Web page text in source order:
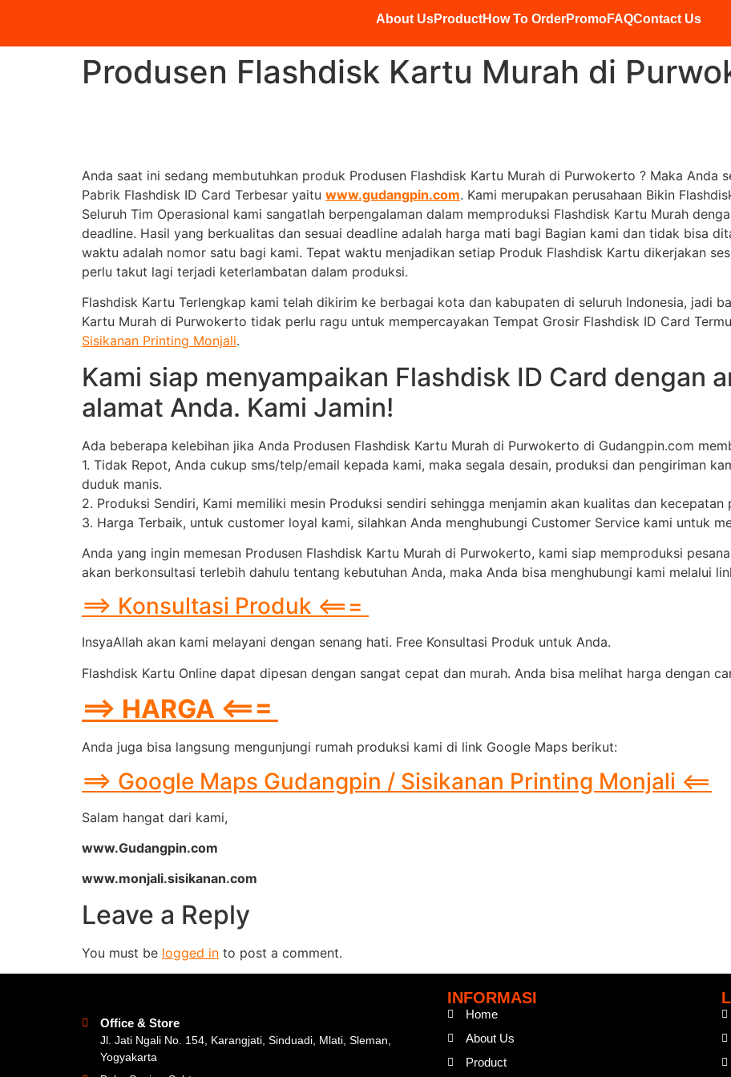
About UsProductHow To OrderPromoFAQContact Us
Produsen Flashdisk Kartu Murah di
Anda saat ini sedang membutuhkan produk Produsen Flashdisk Kartu Murah di Purwokerto ? Maka Anda
Pabrik Flashdisk ID Card Terbesar yaitu www.gudangpin.com. Kami merupakan perusahaan Bikin
Seluruh Tim Operasional kami sangatlah berpengalaman dalam memproduksi Flashdisk Kartu Murah
deadline. Hasil yang berkualitas dan sesuai deadline adalah harga mati bagi Bagian kami dan tidak bisa
waktu adalah nomor satu bagi kami. Tepat waktu menjadikan setiap Produk Flashdisk Kartu dikerjakan
perlu takut lagi terjadi keterlambatan dalam produksi.
Flashdisk Kartu Terlengkap kami telah dikirim ke berbagai kota dan kabupaten di seluruh Indonesia, jadi
Kartu Murah di Purwokerto tidak perlu ragu untuk mempercayakan Tempat Grosir Flashdisk ID Card
Sisikanan Printing Monjali.
Kami siap menyampaikan Flashdisk ID Card dengan
alamat Anda. Kami Jamin!
Ada beberapa kelebihan jika Anda Produsen Flashdisk Kartu Murah di Purwokerto di Gudangpin.com
1. Tidak Repot, Anda cukup sms/telp/email kepada kami, maka segala desain, produksi dan pengiriman
duduk manis.
2. Produksi Sendiri, Kami memiliki mesin Produksi sendiri sehingga menjamin akan kualitas dan kecepatan
3. Harga Terbaik, untuk customer loyal kami, silahkan Anda menghubungi Customer Service kami untuk
Anda yang ingin memesan Produsen Flashdisk Kartu Murah di Purwokerto, kami siap memproduksi
akan berkonsultasi terlebih dahulu tentang kebutuhan Anda, maka Anda bisa menghubungi kami melalui
==> Konsultasi Produk <===
InsyaAllah akan kami melayani dengan senang hati. Free Konsultasi Produk untuk Anda.
Flashdisk Kartu Online dapat dipesan dengan sangat cepat dan murah. Anda bisa melihat harga dengan
==> HARGA <===
Anda juga bisa langsung mengunjungi rumah produksi kami di link Google Maps berikut:
==> Google Maps Gudangpin / Sisikanan Printing Monjali <==
Salam hangat dari kami,
www.Gudangpin.com
www.monjali.sisikanan.com
Leave a Reply
You must be logged in to post a comment.
Office & Store
Jl. Jati Ngali No. 154, Karangjati, Sinduadi, Mlati, Sleman,
Yogyakarta
INFORMASI
Home
About Us
Product